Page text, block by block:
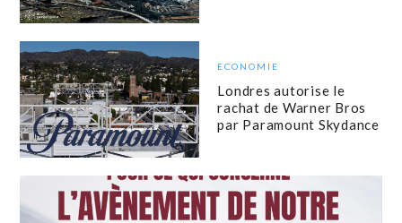
ECONOMIE
Londres autorise le
rachat de Warner Bros
par Paramount Skydance